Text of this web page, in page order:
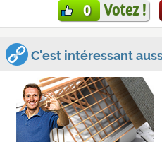
0 Votez !
C'est intéressant